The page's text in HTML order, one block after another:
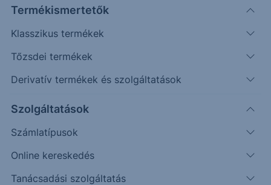
Termékismertetők
Klasszikus termékek
Tőzsdei termékek
Derivatív termékek és szolgáltatások
Szolgáltatások
Számlatípusok
Online kereskedés
Tanácsadási szolgáltatás